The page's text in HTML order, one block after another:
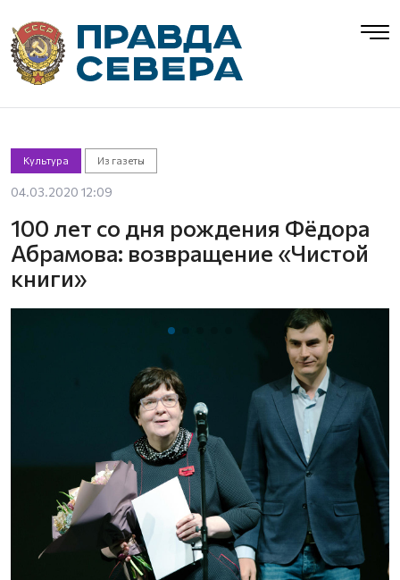
Культура Из газеты
04.03.2020 12:09
100 лет со дня рождения Фёдора
Абрамова: возвращение «Чистой
книги»